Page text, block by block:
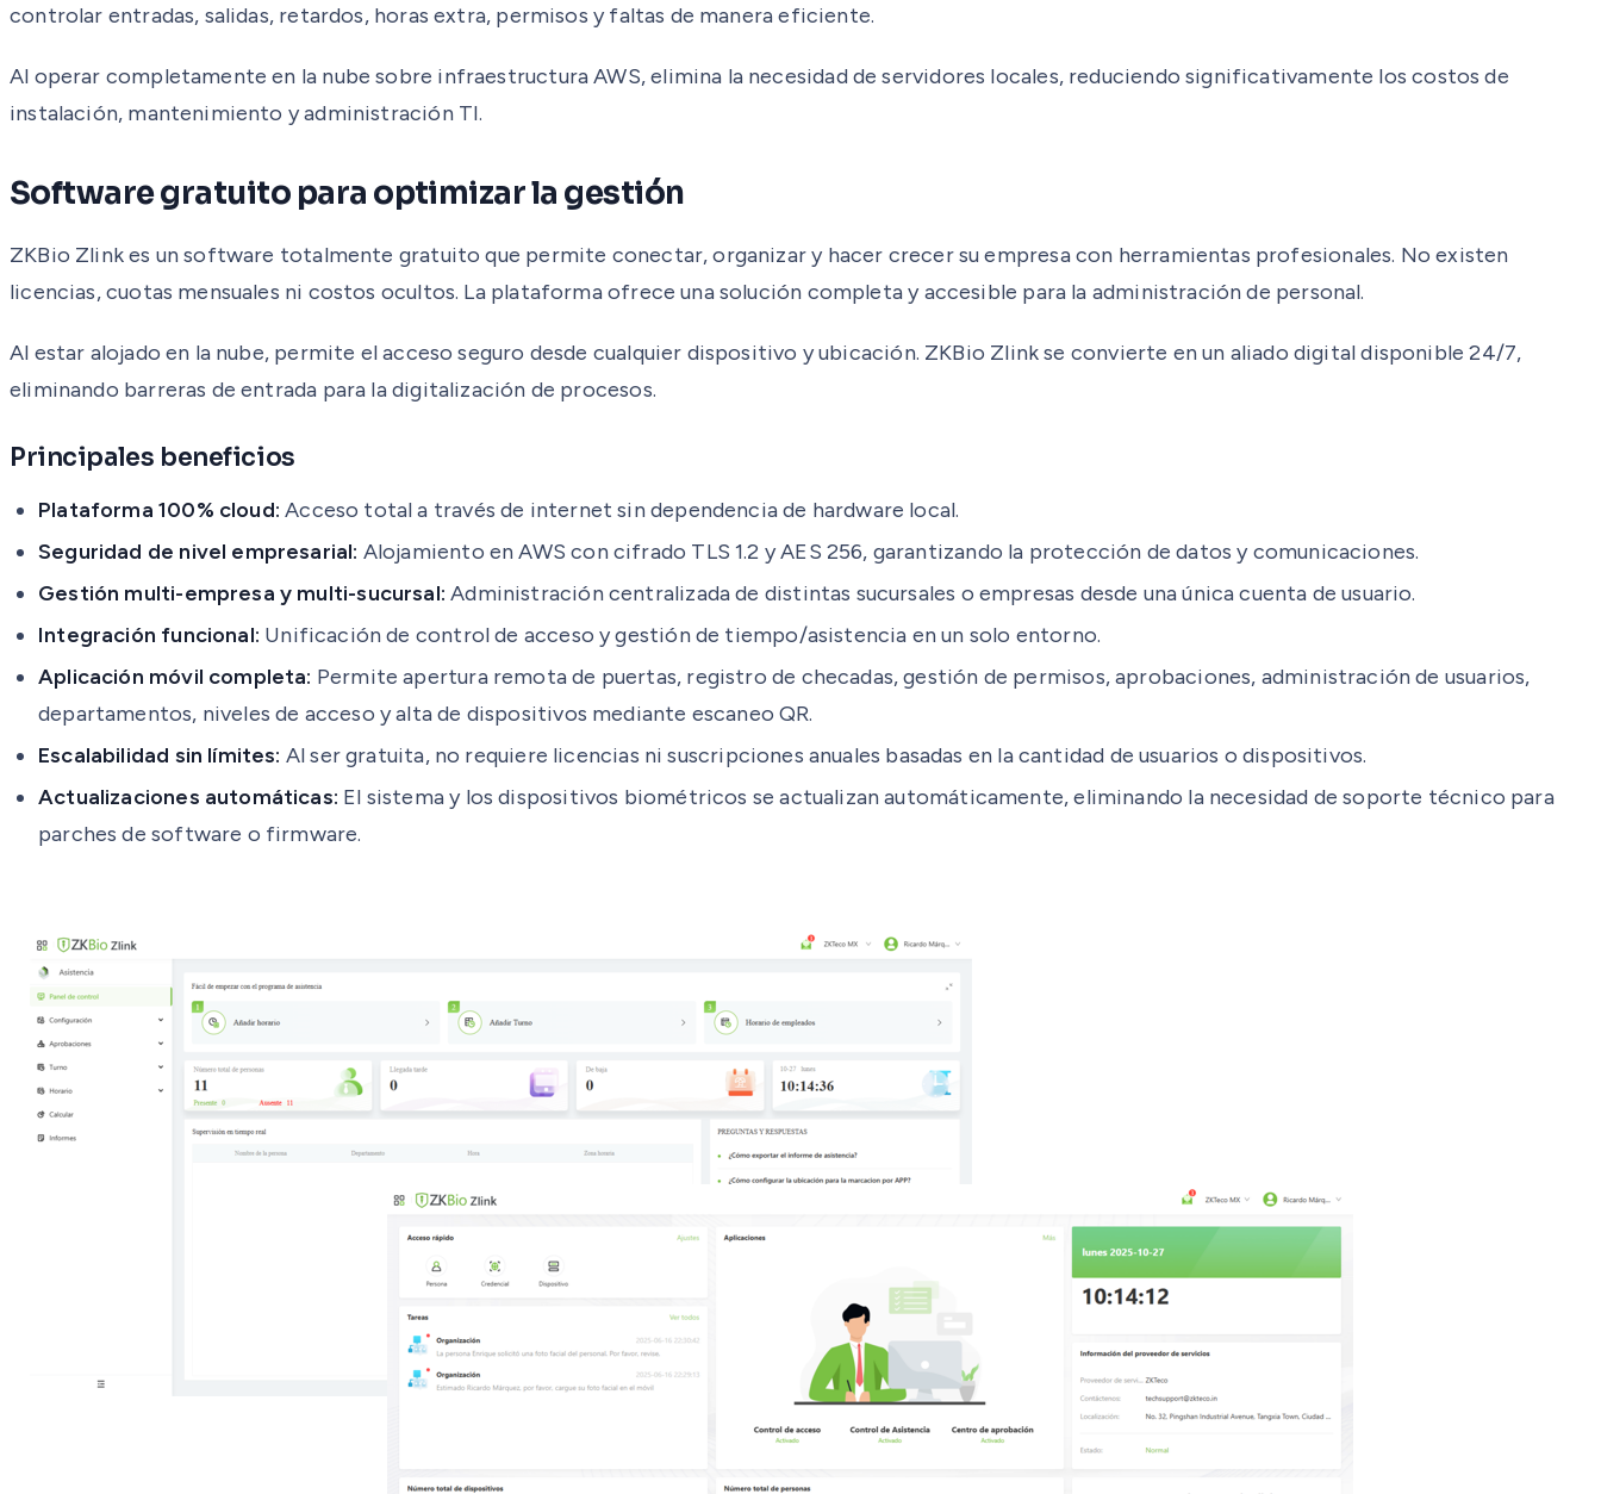
controlar entradas, salidas, retardos, horas extra, permisos y faltas de manera eficiente.
Al operar completamente en la nube sobre infraestructura AWS, elimina la necesidad de servidores locales, reduciendo significativamente los costos de
instalación, mantenimiento y administración TI.
Software gratuito para optimizar la gestión
ZKBio Zlink es un software totalmente gratuito que permite conectar, organizar y hacer crecer su empresa con herramientas profesionales. No existen
licencias, cuotas mensuales ni costos ocultos. La plataforma ofrece una solución completa y accesible para la administración de personal.
Al estar alojado en la nube, permite el acceso seguro desde cualquier dispositivo y ubicación. ZKBio Zlink se convierte en un aliado digital disponible 24/7,
eliminando barreras de entrada para la digitalización de procesos.
Principales beneficios
Plataforma 100% cloud: Acceso total a través de internet sin dependencia de hardware local.
Seguridad de nivel empresarial: Alojamiento en AWS con cifrado TLS 1.2 y AES 256, garantizando la protección de datos y comunicaciones.
Gestión multi-empresa y multi-sucursal: Administración centralizada de distintas sucursales o empresas desde una única cuenta de usuario.
Integración funcional: Unificación de control de acceso y gestión de tiempo/asistencia en un solo entorno.
Aplicación móvil completa: Permite apertura remota de puertas, registro de checadas, gestión de permisos, aprobaciones, administración de usuarios,
departamentos, niveles de acceso y alta de dispositivos mediante escaneo QR.
Escalabilidad sin límites: Al ser gratuita, no requiere licencias ni suscripciones anuales basadas en la cantidad de usuarios o dispositivos.
Actualizaciones automáticas: El sistema y los dispositivos biométricos se actualizan automáticamente, eliminando la necesidad de soporte técnico para
parches de software o firmware.